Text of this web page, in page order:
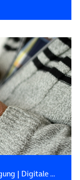
| Digitale Teilhabe